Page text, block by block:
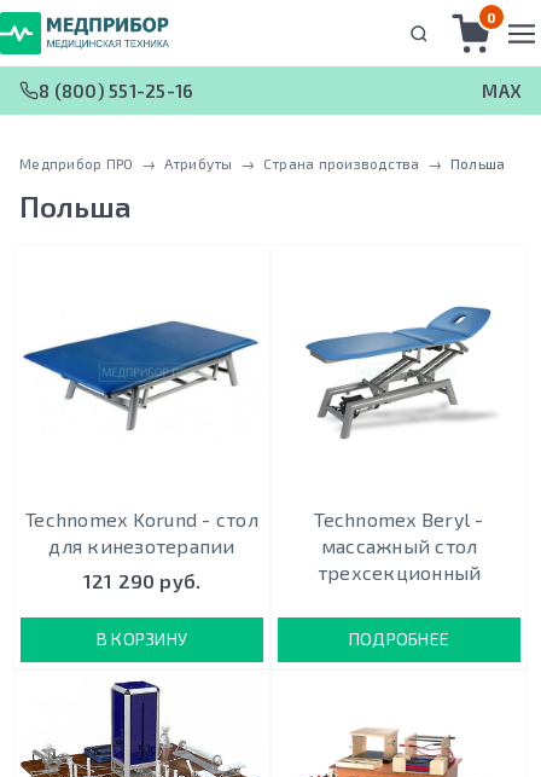
0
8 (800) 551-25-16 MAX
Медприбор ПРО → Атрибуты → Страна производства → Польша
Польша
Technomex Korund - стол
для кинезотерапии
121 290 руб.
В КОРЗИНУ
Technomex Beryl -
массажный стол
трехсекционный
ПОДРОБНЕЕ